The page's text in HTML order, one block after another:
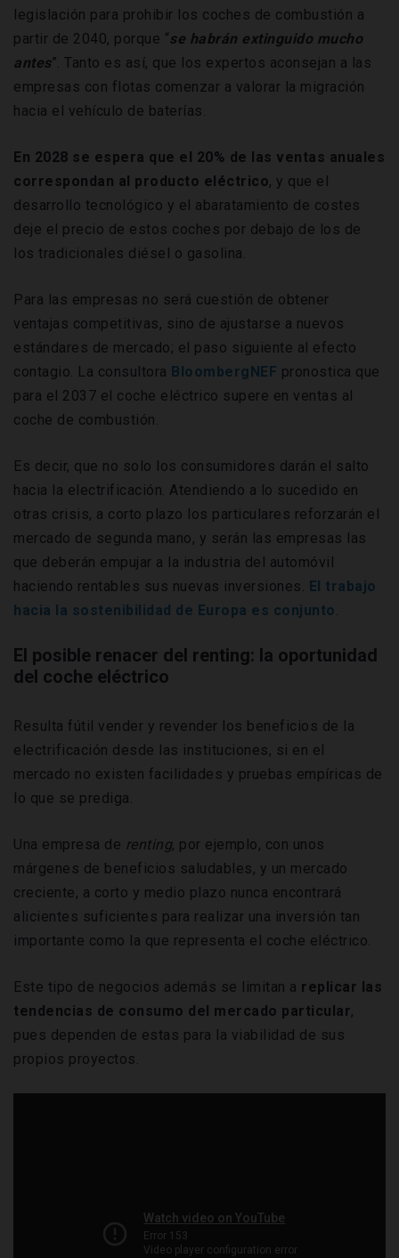
legislación para prohibir los coches de combustión a
partir de 2040, porque “se habrán extinguido mucho
antes”. Tanto es así, que los expertos aconsejan a las
empresas con flotas comenzar a valorar la migración
hacia el vehículo de baterías.
En 2028 se espera que el 20% de las ventas anuales
correspondan al producto eléctrico, y que el
desarrollo tecnológico y el abaratamiento de costes
deje el precio de estos coches por debajo de los de
los tradicionales diésel o gasolina.
Para las empresas no será cuestión de obtener
ventajas competitivas, sino de ajustarse a nuevos
estándares de mercado; el paso siguiente al efecto
contagio. La consultora BloombergNEF pronostica que
para el 2037 el coche eléctrico supere en ventas al
coche de combustión.
Es decir, que no solo los consumidores darán el salto
hacia la electrificación. Atendiendo a lo sucedido en
otras crisis, a corto plazo los particulares reforzarán el
mercado de segunda mano, y serán las empresas las
que deberán empujar a la industria del automóvil
haciendo rentables sus nuevas inversiones. El trabajo
hacia la sostenibilidad de Europa es conjunto.
El posible renacer del renting: la oportunidad
del coche eléctrico
Resulta fútil vender y revender los beneficios de la
electrificación desde las instituciones, si en el
mercado no existen facilidades y pruebas empíricas de
lo que se prediga.
Una empresa de renting, por ejemplo, con unos
márgenes de beneficios saludables, y un mercado
creciente, a corto y medio plazo nunca encontrará
alicientes suficientes para realizar una inversión tan
importante como la que representa el coche eléctrico.
Este tipo de negocios además se limitan a replicar las
tendencias de consumo del mercado particular,
pues dependen de estas para la viabilidad de sus
propios proyectos.